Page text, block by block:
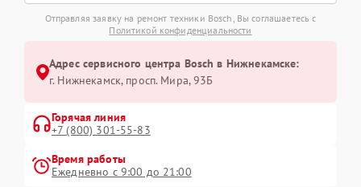
Отправляя заявку на ремонт техники Bosch, Вы соглашаетесь с
Политикой конфиденциальности
Адрес сервисного центра Bosch в Нижнекамске:
г. Нижнекамск, просп. Мира, 93Б
Горячая линия
+7 (800) 301-55-83
Время работы
Ежедневно с 9:00 до 21:00